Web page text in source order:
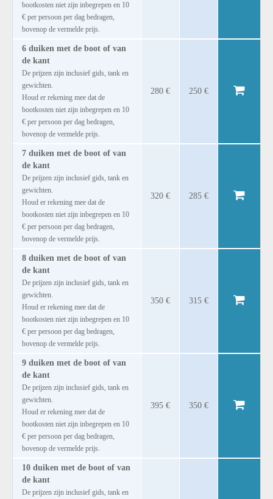
bootkosten niet zijn inbegrepen en 10
€ per persoon per dag bedragen,
bovenop de vermelde prijs.
6 duiken met de boot of van
de kant
De prijzen zijn inclusief gids, tank en
gewichten.
Houd er rekening mee dat de
bootkosten niet zijn inbegrepen en 10
€ per persoon per dag bedragen,
bovenop de vermelde prijs.
280 € 250 €
7 duiken met de boot of van
de kant
De prijzen zijn inclusief gids, tank en
gewichten.
Houd er rekening mee dat de
bootkosten niet zijn inbegrepen en 10
€ per persoon per dag bedragen,
bovenop de vermelde prijs.
320 € 285 €
8 duiken met de boot of van
de kant
De prijzen zijn inclusief gids, tank en
gewichten.
Houd er rekening mee dat de
bootkosten niet zijn inbegrepen en 10
€ per persoon per dag bedragen,
bovenop de vermelde prijs.
350 € 315 €
9 duiken met de boot of van
de kant
De prijzen zijn inclusief gids, tank en
gewichten.
Houd er rekening mee dat de
bootkosten niet zijn inbegrepen en 10
€ per persoon per dag bedragen,
bovenop de vermelde prijs.
395 € 350 €
10 duiken met de boot of van
de kant
De prijzen zijn inclusief gids, tank en